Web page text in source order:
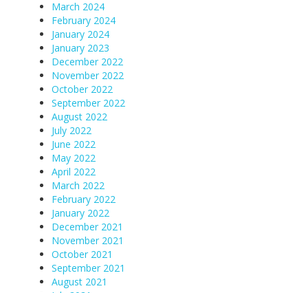
March 2024
February 2024
January 2024
January 2023
December 2022
November 2022
October 2022
September 2022
August 2022
July 2022
June 2022
May 2022
April 2022
March 2022
February 2022
January 2022
December 2021
November 2021
October 2021
September 2021
August 2021